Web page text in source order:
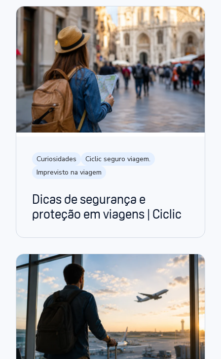
Curiosidades
Ciclic seguro viagem.
Imprevisto na viagem
Dicas de segurança e
proteção em viagens | Ciclic